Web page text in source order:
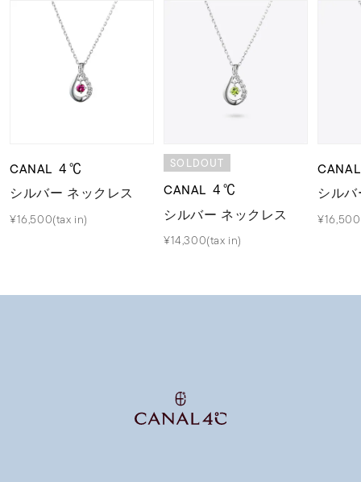
CANAL ４℃
シルバー ネックレス
¥16,500(tax in)
SOLDOUT
CANAL ４℃
シルバー ネックレス
¥14,300(tax in)
シル